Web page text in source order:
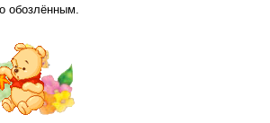
обозлённым.